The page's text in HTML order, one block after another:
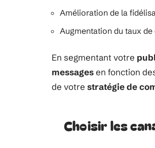
Amélioration de la
Augmentation du taux
En segmentant votre
messagesen fonction
de votre stratégie de
Choisir les